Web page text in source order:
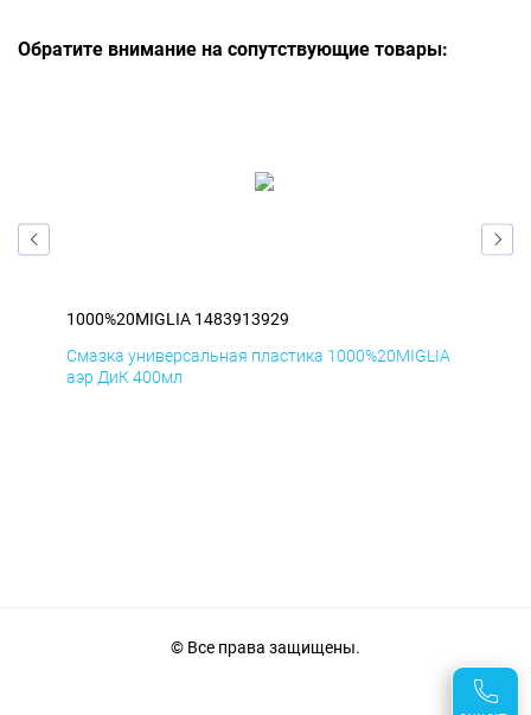
Обратите внимание на сопутствующие товары:
1000%20MIGLIA 1483913929
Смазка универсальная пластика 1000%20MIGLIA
аэр ДиК 400мл
© Все права защищены.